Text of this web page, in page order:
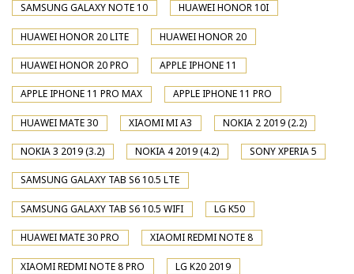
SAMSUNG GALAXY NOTE 10 HUAWEI HONOR 10I
HUAWEI HONOR 20 LITE HUAWEI HONOR 20
HUAWEI HONOR 20 PRO APPLE IPHONE 11
APPLE IPHONE 11 PRO MAX APPLE IPHONE 11 PRO
HUAWEI MATE 30 XIAOMI MI A3 NOKIA 2 2019 (2.2)
NOKIA 3 2019 (3.2) NOKIA 4 2019 (4.2) SONY XPERIA 5
SAMSUNG GALAXY TAB S6 10.5 LTE
SAMSUNG GALAXY TAB S6 10.5 WIFI LG K50
HUAWEI MATE 30 PRO XIAOMI REDMI NOTE 8
XIAOMI REDMI NOTE 8 PRO LG K20 2019